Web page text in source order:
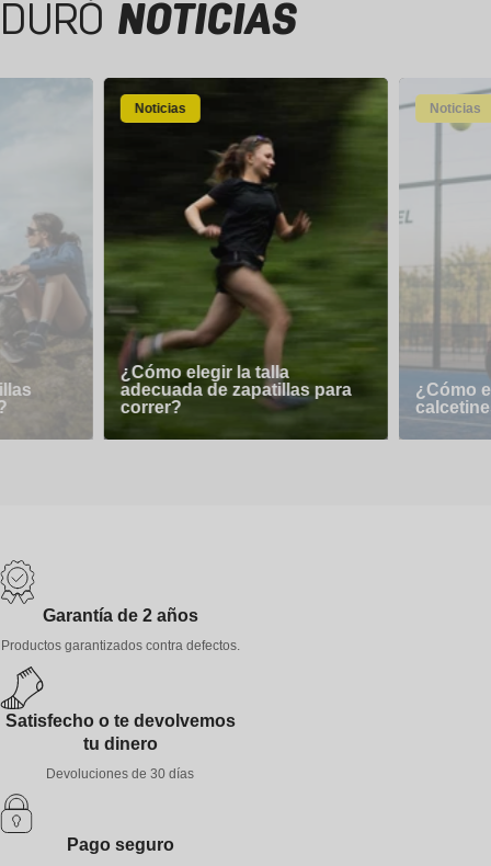
DURÓ NOTICIAS
Noticias
¿Cómo elegir la talla
adecuada de zapatillas para
correr?
Noticias
¿Cómo
Garantía de 2 años
Productos garantizados contra defectos.
Satisfecho o te devolvemos
tu dinero
Devoluciones de 30 días
Pago seguro